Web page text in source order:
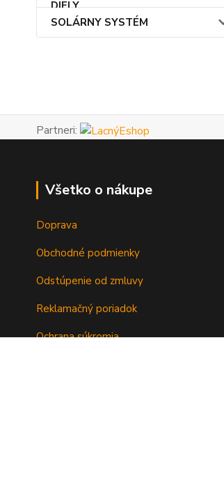
SOLÁRNY SYSTÉM
Partneri:
Všetko o nákupe
Doprava
Obchodné podmienky
Odstúpenie od zmluvy
Reklamačný poriadok
Ochrana súkromia